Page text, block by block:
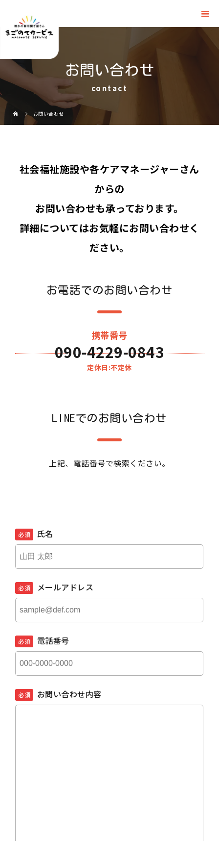
お問い合わせ
contact
お問い合わせ
社会福祉施設や各ケアマネージャーさん
からの
お問い合わせも承っております。
詳細についてはお気軽にお問い合わせく
ださい。
お電話でのお問い合わせ
携帯番号
090-4229-0843
定休日:不定休
LINEでのお問い合わせ
上記、電話番号で検索ください。
必須 氏名
必須 メールアドレス
必須 電話番号
必須 お問い合わせ内容